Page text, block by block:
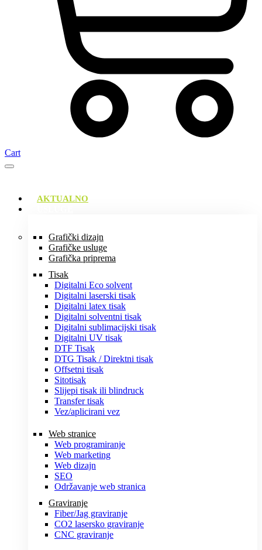
Cart
AKTUALNO
Grafički dizajn
Grafičke usluge
Grafička priprema
Tisak
Digitalni Eco solvent
Digitalni laserski tisak
Digitalni latex tisak
Digitalni solventni tisak
Digitalni sublimacijski tisak
Digitalni UV tisak
DTF Tisak
DTG Tisak / Direktni tisak
Offsetni tisak
Sitotisak
Slijepi tisak ili blindruck
Transfer tisak
Vez/aplicirani vez
Web stranice
Web programiranje
Web marketing
Web dizajn
SEO
Održavanje web stranica
Graviranje
Fiber/Jag graviranje
CO2 lasersko graviranje
CNC graviranje